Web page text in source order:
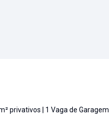
privativos | 1 Vaga de Garagem